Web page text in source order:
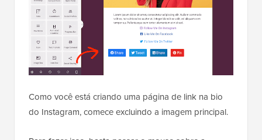
Como você está criando uma página de link na bio
do Instagram, comece excluindo a imagem principal.